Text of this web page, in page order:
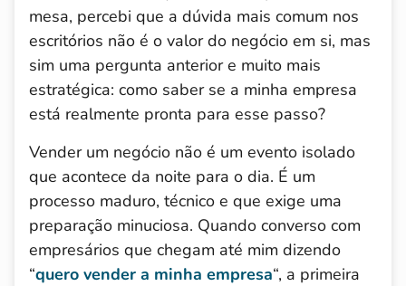
mesa, percebi que a dúvida mais comum nos
escritórios não é o valor do negócio em si, mas
sim uma pergunta anterior e muito mais
estratégica: como saber se a minha empresa
está realmente pronta para esse passo?
Vender um negócio não é um evento isolado
que acontece da noite para o dia. É um
processo maduro, técnico e que exige uma
preparação minuciosa. Quando converso com
empresários que chegam até mim dizendo
“quero vender a minha empresa“, a primeira